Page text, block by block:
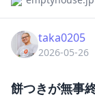
taka0205
2026-05-26
餅つきが無事